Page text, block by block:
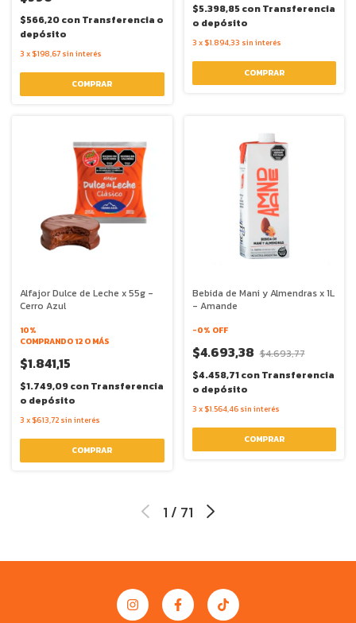
$566,20conTransferencia o
depósito
3 x $198,67 sin interés
$5.398,85conTransferencia
o depósito
3 x $1.894,33 sin interés
Alfajor Dulce de Leche x 55g -
Cerro Azul
10%
COMPRANDO 12 O MÁS
$1.841,15
$1.749,09conTransferencia
o depósito
3 x $613,72 sin interés
Bebida de Mani y Almendras x 1L
- Amande
-0% OFF
$4.693,38 $4.693,77
$4.458,71conTransferencia
o depósito
3 x $1.564,46 sin interés
1 / 71